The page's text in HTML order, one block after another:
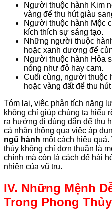
Người thuộc hành Kim
vàng để thu hút giàu
Người thuộc hành Mộc
kích thích sự sáng tạo.
Những người thuộc
hoặc xanh dương để
Người thuộc hành Hỏa
nóng như đỏ hay cam.
Cuối cùng, người thuộc
hoặc vàng đất để thu
Tóm lại, việc phân tích năng
không chỉ giúp chúng ta hiểu
ra hướng đi đúng đắn để thu
cá nhân thông qua việc áp
ngũ hành một cách hiệu
thủy không chỉ đơn thuần là
chính mà còn là cách để hài
nhiên của vũ trụ.
IV. Những Mệnh
Trong Phong